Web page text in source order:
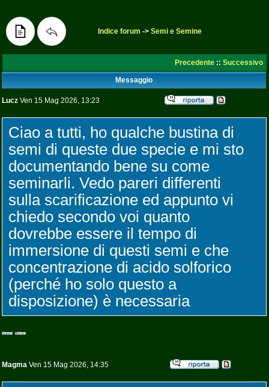
Indice forum -> Semi e Semine
Precedente :: Successivo
Messaggio
Lucz Ven 15 Mag 2026, 13:23
Ciao a tutti, ho qualche bustina di
semi di queste due specie e mi sto
documentando bene su come
seminarli. Vedo pareri differenti
sulla scarificazione ed appunto vi
chiedo secondo voi quanto
dovrebbe essere il tempo di
immersione di questi semi e che
concentrazione di acido solforico
(perché ho solo questo a
disposizione) è necessaria
Magma Ven 15 Mag 2026, 14:35